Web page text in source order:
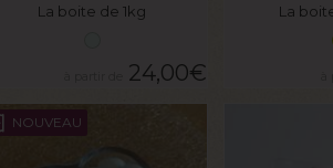
La boite de 1kg
24,00€
La
NOUVEAU